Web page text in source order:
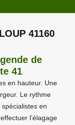
41160
de
41
en hauteur. Une
Le rythme
en
l’élagage